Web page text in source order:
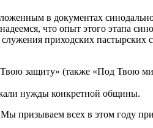
в документах
что опыт этого этапа
приходских пастырских
защиту» (также «Под Твою
нужды конкретной общины.
призываем всех в этом году